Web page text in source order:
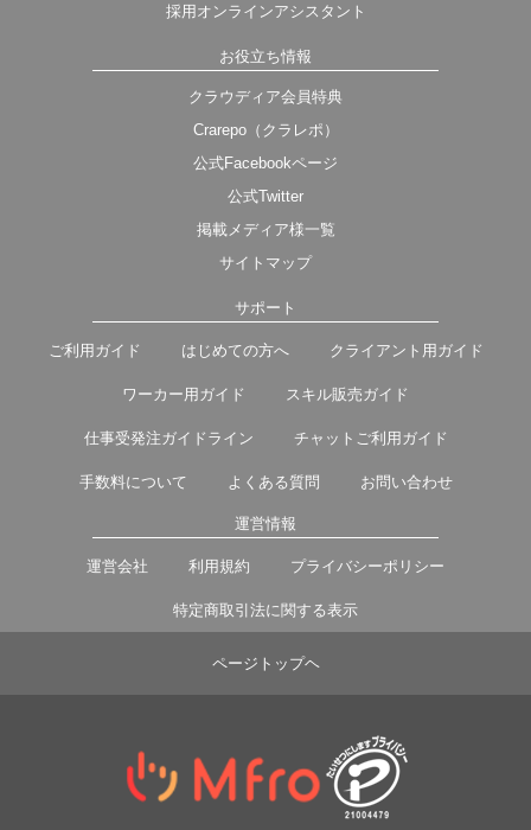
採用オンラインアシスタント
お役立ち情報
クラウディア会員特典
Crarepo（クラレポ）
公式Facebookページ
公式Twitter
掲載メディア様一覧
サイトマップ
サポート
ご利用ガイド はじめての方へ クライアント用ガイド
ワーカー用ガイド スキル販売ガイド
仕事受発注ガイドライン チャットご利用ガイド
手数料について よくある質問 お問い合わせ
運営情報
運営会社 利用規約 プライバシーポリシー
特定商取引法に関する表示
ページトップヘ